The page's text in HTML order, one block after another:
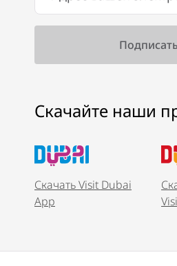
Скачайте наши
Скачать Visit Dubai
App